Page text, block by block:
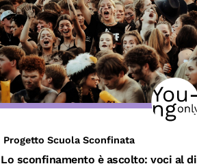
Progetto Scuola Sconfinata
Lo sconfinamento è ascolto: voci al di